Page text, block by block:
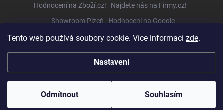
Tento web používá soubory cookie. Více informací zde.
Nastavení
Odmítnout Souhlasím
Hodnocení na Zboží.cz!
Najdete nás na Firmy.cz!
Showroom Plzeň
Hodnocení na Google
Copyright 2026Hifihejhal.cz. Všechna práva vyhrazena.Upravit nastavení